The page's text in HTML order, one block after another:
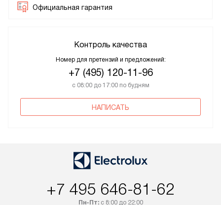
Официальная гарантия
Контроль качества
Номер для претензий и предложений:
+7 (495) 120-11-96
с 08:00 до 17:00 по будням
НАПИСАТЬ
+7 495 646-81-62
Пн-Пт:с 8:00 до 22:00